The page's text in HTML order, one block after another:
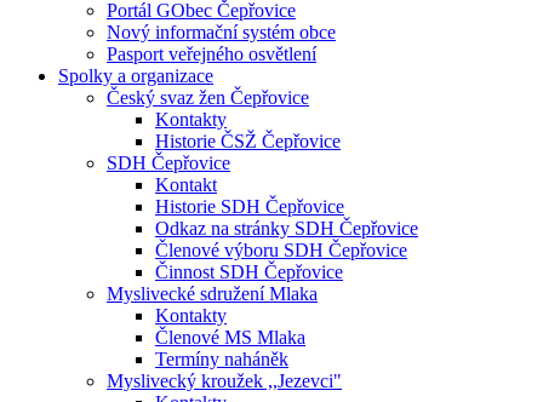
Portál GObec Čepřovice
Nový informační systém obce
Pasport veřejného osvětlení
Spolky a organizace
Český svaz žen Čepřovice
Kontakty
Historie ČSŽ Čepřovice
SDH Čepřovice
Kontakt
Historie SDH Čepřovice
Odkaz na stránky SDH Čepřovice
Členové výboru SDH Čepřovice
Činnost SDH Čepřovice
Myslivecké sdružení Mlaka
Kontakty
Členové MS Mlaka
Termíny naháněk
Myslivecký kroužek ,,Jezevci"